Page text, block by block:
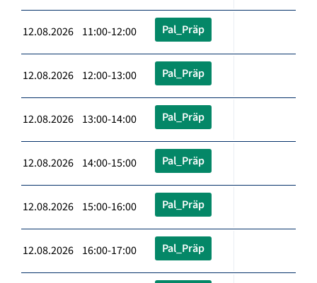
12.08.2026 11:00-12:00 Pal_Präp
12.08.2026 12:00-13:00 Pal_Präp
12.08.2026 13:00-14:00 Pal_Präp
12.08.2026 14:00-15:00 Pal_Präp
12.08.2026 15:00-16:00 Pal_Präp
12.08.2026 16:00-17:00 Pal_Präp